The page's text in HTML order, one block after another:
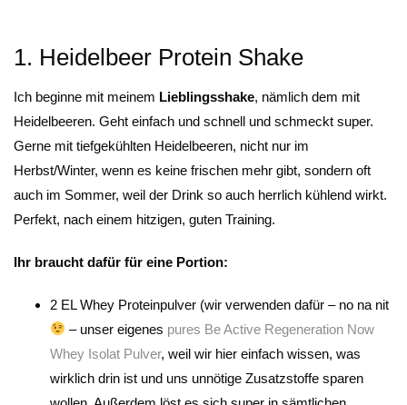
1. Heidelbeer Protein Shake
Ich beginne mit meinem Lieblingsshake, nämlich dem mit
Heidelbeeren. Geht einfach und schnell und schmeckt super.
Gerne mit tiefgekühlten Heidelbeeren, nicht nur im
Herbst/Winter, wenn es keine frischen mehr gibt, sondern oft
auch im Sommer, weil der Drink so auch herrlich kühlend wirkt.
Perfekt, nach einem hitzigen, guten Training.
Ihr braucht dafür für eine Portion:
2 EL Whey Proteinpulver (wir verwenden dafür – no na nit
– unser eigenes pures Be Active Regeneration Now
Whey Isolat Pulver, weil wir hier einfach wissen, was
wirklich drin ist und uns unnötige Zusatzstoffe sparen